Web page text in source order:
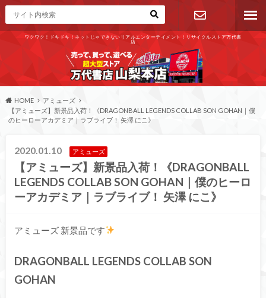
ワクワク！ドキドキ！ネットじゃできないリアルエンターテイメント！リサイクルストア万代書
店
お問い合わ
せ
HOME
アミューズ
【アミューズ】新景品入荷！《DRAGONBALL LEGENDS COLLAB SON GOHAN｜僕
のヒーローアカデミア｜ラブライブ！ 矢澤 にこ》
2020.01.10 アミューズ
【アミューズ】新景品入荷！《DRAGONBALL
LEGENDS COLLAB SON GOHAN｜僕のヒーロ
ーアカデミア｜ラブライブ！ 矢澤 にこ》
アミューズ 新景品です
DRAGONBALL LEGENDS COLLAB SON
GOHAN